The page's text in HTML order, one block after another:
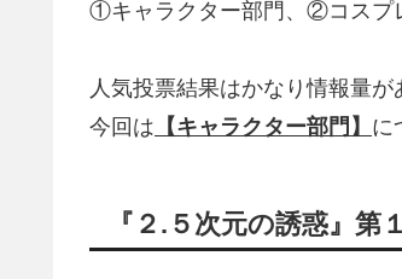
①キャラクター部門、②コスプ
人気投票結果はかなり情報量が
今回は 【キャラクター部門】 に
『２.５次元の誘惑』